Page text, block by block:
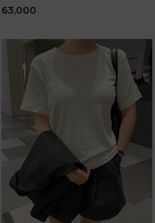
63,000